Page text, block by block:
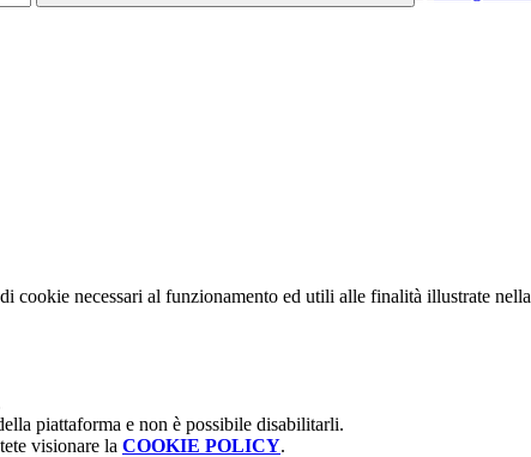
cookie necessari al funzionamento ed utili alle finalità illustrate nella
piattaforma e non è possibile disabilitarli.
visionare la COOKIE POLICY.